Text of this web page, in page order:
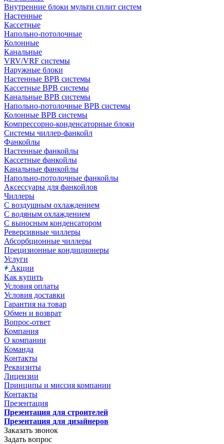
Внутренние блоки мульти сплит систем
Настенные
Кассетные
Напольно-потолочные
Колонные
Канальные
VRV/VRF системы
Наружные блоки
Настенные ВРВ системы
Кассетные ВРВ системы
Канальные ВРВ системы
Напольно-потолочные ВРВ системы
Колонные ВРВ системы
Компрессорно-конденсаторные блоки
Системы чиллер-фанкойл
Фанкойлы
Настенные фанкойлы
Кассетные фанкойлы
Канальные фанкойлы
Напольно-потолочные фанкойлы
Аксессуары для фанкойлов
Чиллеры
С воздушным охлаждением
С водяным охлаждением
С выносным конденсатором
Реверсивные чиллеры
Абсорбционные чиллеры
Прецизионные кондиционеры
Услуги
Акции
Как купить
Условия оплаты
Условия доставки
Гарантия на товар
Обмен и возврат
Вопрос-ответ
Компания
О компании
Команда
Контакты
Реквизиты
Лицензии
Принципы и миссия компании
Контакты
Презентация
Презентация для строителей
Презентация для дизайнеров
Заказать звонок
Задать вопрос